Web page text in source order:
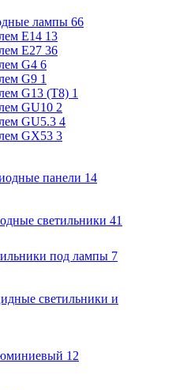
лампы 66
E14 13
E27 36
G4 6
G9 1
G13 (Т8) 1
GU10 2
GU5.3 4
GX53 3
панели 14
светильники 41
под лампы 7
светильники и
12